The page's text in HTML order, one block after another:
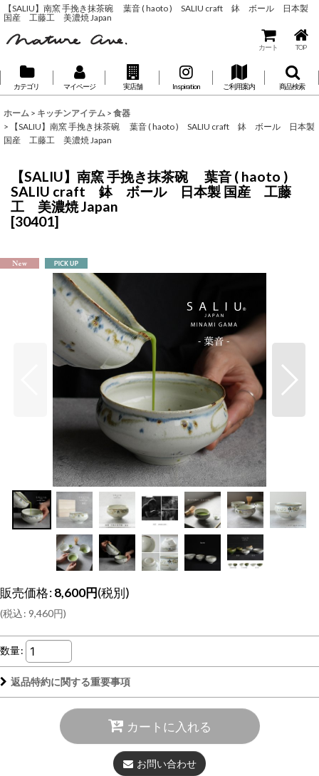
【SALIU】南窯 手挽き抹茶碗 葉音 ( haoto ) SALIU craft 鉢 ボール 日本製
国産 工藤工 美濃焼 Japan
カート TOP
カテゴリ マイページ 実店舗 Inspiration ご利用案内 商品検索
ホーム > キッチンアイテム > 食器
>
【SALIU】南窯 手挽き抹茶碗 葉音 ( haoto ) SALIU craft 鉢 ボール 日本製
国産 工藤工 美濃焼 Japan
【SALIU】南窯 手挽き抹茶碗 葉音 ( haoto )
SALIU craft 鉢 ボール 日本製 国産 工藤
工 美濃焼 Japan
[30401]
販売価格:8,600円(税別)
(税込: 9,460円)
数量:
返品特約に関する重要事項
カートに入れる
お問い合わせ